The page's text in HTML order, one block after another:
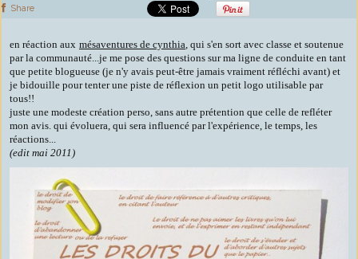
Share
en réaction aux mésaventures de cynthia , qui s'en sort avec classe et soutenue
par la communauté...je me pose des questions sur ma ligne de conduite en tant
que petite blogueuse (je n'y avais peut-être jamais vraiment réfléchi avant) et
je bidouille pour tenter une piste de réflexion un petit logo utilisable par
tous!!
juste une modeste création perso, sans autre prétention que celle de refléter
mon avis. qui évoluera, qui sera influencé par l'expérience, le temps, les
réactions...
(edit mai 2011)